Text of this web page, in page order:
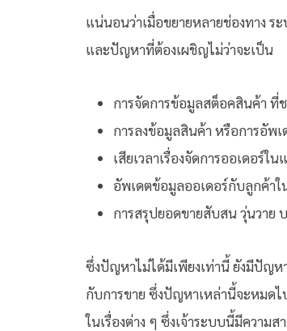
แน่นอนว่าเมื่อขยายหลายช่องทาง ร
และปัญหาที่ต้องเผชิญไม่ว่าจะเป็น
การจัดการข้อมูลสต็อคสินค้า ที่
การลงข้อมูลสินค้า หรือการอัพเ
เสียเวลาเรื่องจัดการออเดอร์ใ
อัพเดตข้อมูลออเดอร์กับลูกค้า
การสรุปยอดขายสับสน วุ่นวาย
ซึ่งปัญหาไม่ได้มีเพียงเท่านี้ ยังมีปัญ
กับการขาย ซึ่งปัญหาเหล่านี้จะหมดไ
ในเรื่องต่าง ๆ ซึ่งเจ้าระบบนี้มีความ